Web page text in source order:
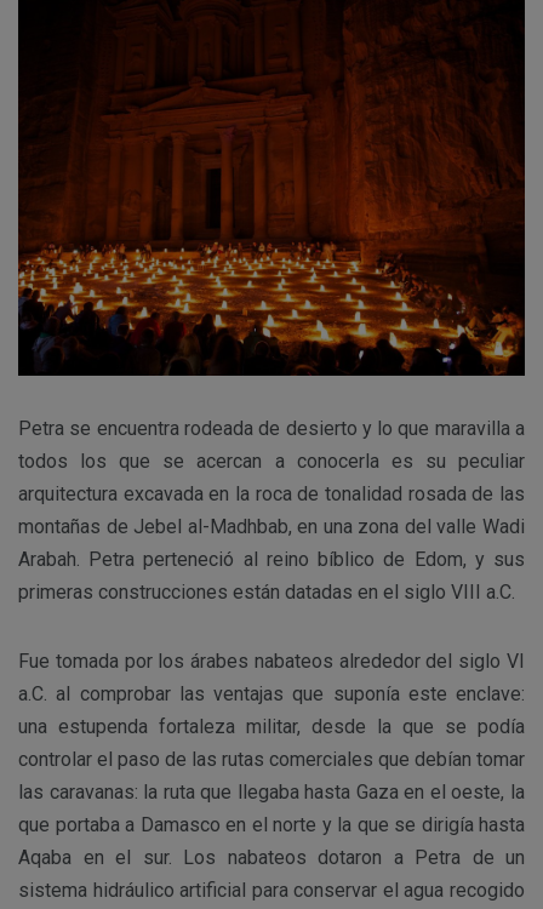
Petra se encuentra rodeada de desierto y lo que maravilla a
todos los que se acercan a conocerla es su peculiar
arquitectura excavada en la roca de tonalidad rosada de las
montañas de Jebel al-Madhbab, en una zona del valle Wadi
Arabah. Petra perteneció al reino bíblico de Edom, y sus
primeras construcciones están datadas en el siglo VIII a.C.
Fue tomada por los árabes nabateos alrededor del siglo VI
a.C. al comprobar las ventajas que suponía este enclave:
una estupenda fortaleza militar, desde la que se podía
controlar el paso de las rutas comerciales que debían tomar
las caravanas: la ruta que llegaba hasta Gaza en el oeste, la
que portaba a Damasco en el norte y la que se dirigía hasta
Aqaba en el sur. Los nabateos dotaron a Petra de un
sistema hidráulico artificial para conservar el agua recogido